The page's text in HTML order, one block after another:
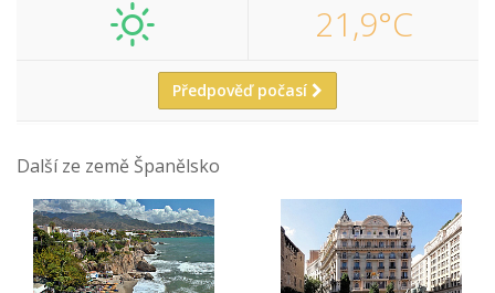
21,9°C
Předpověď počasí
Další ze země Španělsko